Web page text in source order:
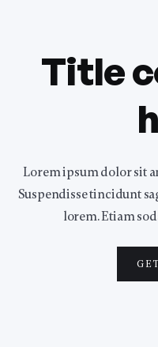
Title
Lorem ipsum dolor sit
Suspendisse tincidunt
lorem. Etiam